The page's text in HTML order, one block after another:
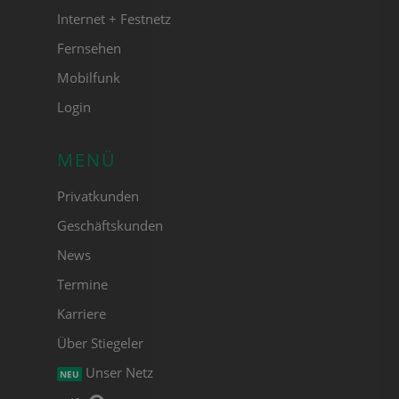
Internet + Festnetz
Fernsehen
Mobilfunk
Login
MENÜ
Privatkunden
Geschäftskunden
News
Termine
Karriere
Über Stiegeler
NEU
Unser Netz